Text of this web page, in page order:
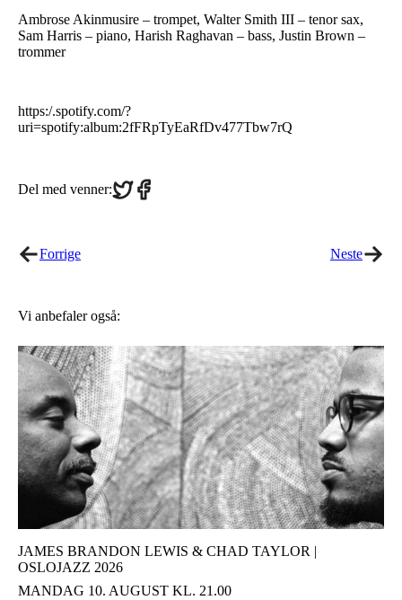
Ambrose Akinmusire – trompet, Walter Smith III – tenor sax,
Sam Harris – piano, Harish Raghavan – bass, Justin Brown –
trommer
https:/.spotify.com/?
uri=spotify:album:2fFRpTyEaRfDv477Tbw7rQ
Del med venner:Share
on
Share
on
Forrige Neste
Vi anbefaler også:
JAMES BRANDON LEWIS & CHAD TAYLOR |
OSLOJAZZ 2026
MANDAG 10. AUGUST KL. 21.00